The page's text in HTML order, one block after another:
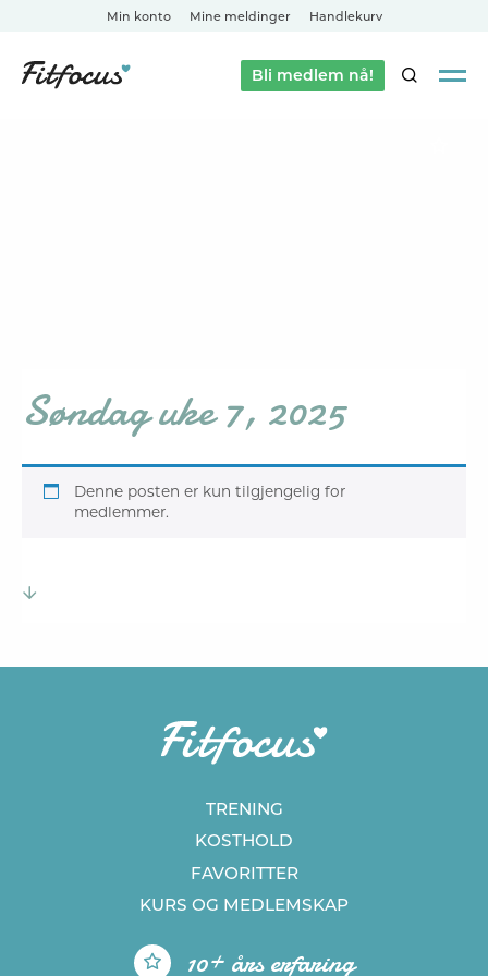
Min konto Mine meldinger Handlekurv
Bli medlem nå!SØK
Søndag uke 7, 2025
Denne posten er kun tilgjengelig for
medlemmer.
TRENING
KOSTHOLD
FAVORITTER
KURS OG MEDLEMSKAP
10+ års erfaring